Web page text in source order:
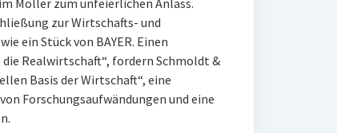
Möller zum unfeierlichen Anlass.
zur Wirtschafts- und
ein Stück von BAYER. Einen
Realwirtschaft“, fordern Schmoldt &
Basis der Wirtschaft“, eine
Forschungsaufwändungen und eine